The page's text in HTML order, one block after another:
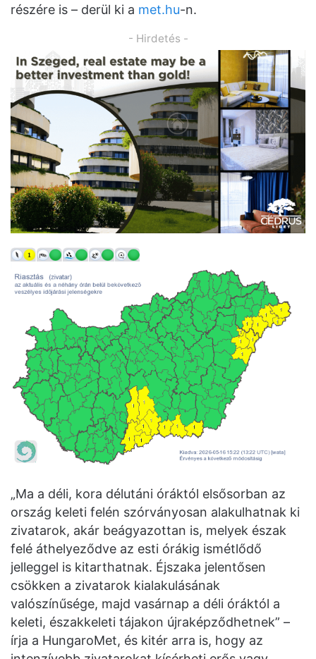
részére is – derül ki a met.hu-n.
- Hirdetés -
„Ma a déli, kora délutáni óráktól elsősorban az
ország keleti felén szórványosan alakulhatnak ki
zivatarok, akár beágyazottan is, melyek észak
felé áthelyeződve az esti órákig ismétlődő
jelleggel is kitarthatnak. Éjszaka jelentősen
csökken a zivatarok kialakulásának
valószínűsége, majd vasárnap a déli óráktól a
keleti, északkeleti tájakon újraképződhetnek” –
írja a HungaroMet, és kitér arra is, hogy az